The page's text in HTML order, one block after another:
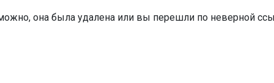
она была удалена или вы перешли по неверной